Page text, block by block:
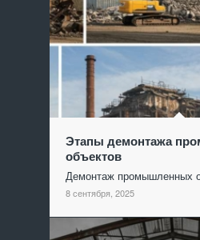
Этапы демонтажа
объектов
Демонтаж промышленных
8 сентября, 2025